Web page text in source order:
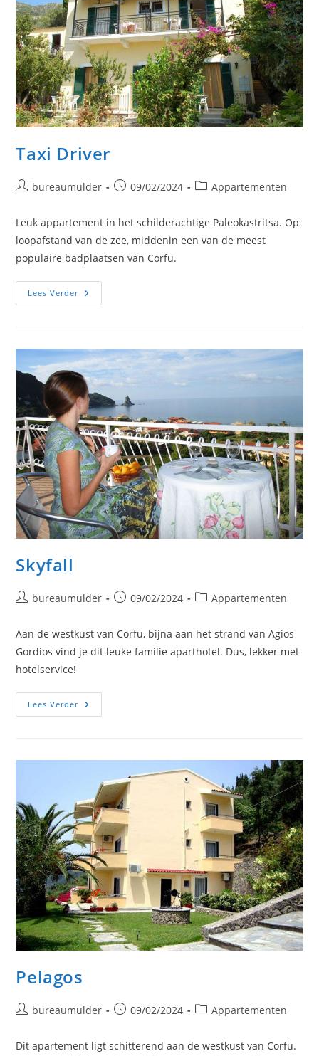
Taxi Driver
Berichtbureaumulder
Bericht
op:
09/02/2024 Berichtcategorie:
Appartementen
Leuk appartement in het schilderachtige Paleokastritsa. Op
loopafstand van de zee, middenin een van de meest
populaire badplaatsen van Corfu.
Lees VerderTaxi
Driver
Skyfall
Berichtbureaumulder
Bericht
op:
09/02/2024 Berichtcategorie:
Appartementen
Aan de westkust van Corfu, bijna aan het strand van Agios
Gordios vind je dit leuke familie aparthotel. Dus, lekker met
hotelservice!
Lees VerderSkyfall
Pelagos
Berichtbureaumulder
Bericht
op:
09/02/2024 Berichtcategorie:
Appartementen
Dit apartement ligt schitterend aan de westkust van Corfu.